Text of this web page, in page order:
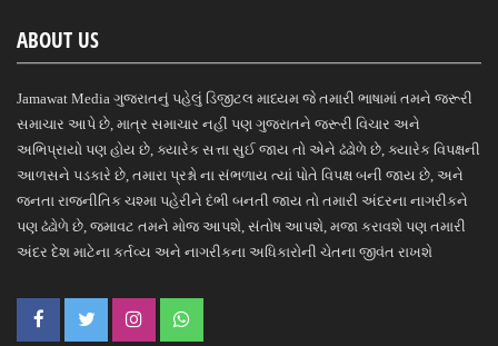
ABOUT US
Jamawat Media ગુજરાતનું પહેલું ડિજીટલ માધ્યમ જે તમારી ભાષામાં તમને જરૂરી
સમાચાર આપે છે, માત્ર સમાચાર નહીં પણ ગુજરાતને જરૂરી વિચાર અને
અભિપ્રાયો પણ હોય છે, ક્યારેક સત્તા સુઈ જાય તો એને ઢંઢોળે છે, ક્યારેક વિપક્ષની
આળસને પડકારે છે, તમારા પ્રશ્નો ના સંભળાય ત્યાં પોતે વિપક્ષ બની જાય છે, અને
જનતા રાજનીતિક ચશ્મા પહેરીને દંભી બનતી જાય તો તમારી અંદરના નાગરીકને
પણ ઢંઢોળે છે, જમાવટ તમને મોજ આપશે, સંતોષ આપશે, મજા કરાવશે પણ તમારી
અંદર દેશ માટેના કર્તવ્ય અને નાગરીકના અધિકારોની ચેતના જીવંત રાખશે